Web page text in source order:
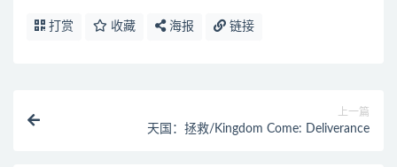
打赏 收藏 海报 链接
上一篇
天国：拯救/Kingdom Come: Deliverance